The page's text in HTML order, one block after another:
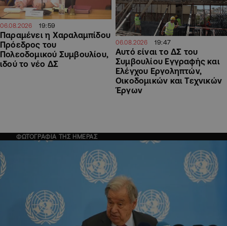
06.08.2026 19:59
Παραμένει η Χαραλαμπίδου
Πρόεδρος του
Πολεοδομικού Συμβουλίου,
ιδού το νέο ΔΣ
06.08.2026 19:47
Αυτό είναι το ΔΣ του
Συμβουλίου Εγγραφής και
Ελέγχου Εργοληπτών,
Οικοδομικών και Τεχνικών
Έργων
ΦΩΤΟΓΡΑΦΙΑ ΤΗΣ ΗΜΕΡΑΣ